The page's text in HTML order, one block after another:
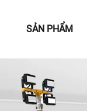
SẢN PHẨM